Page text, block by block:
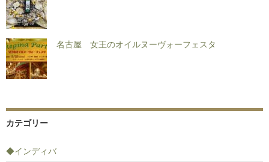
名古屋 女王のオイルヌーヴォーフェスタ
カテゴリー
◆インディバ